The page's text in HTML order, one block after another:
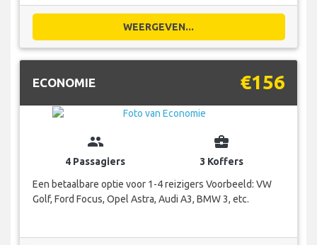
WEERGEVEN...
ECONOMIE €156
group
4 Passagiers
business_center
3 Koffers
Een betaalbare optie voor 1-4 reizigers Voorbeeld: VW
Golf, Ford Focus, Opel Astra, Audi A3, BMW 3, etc.